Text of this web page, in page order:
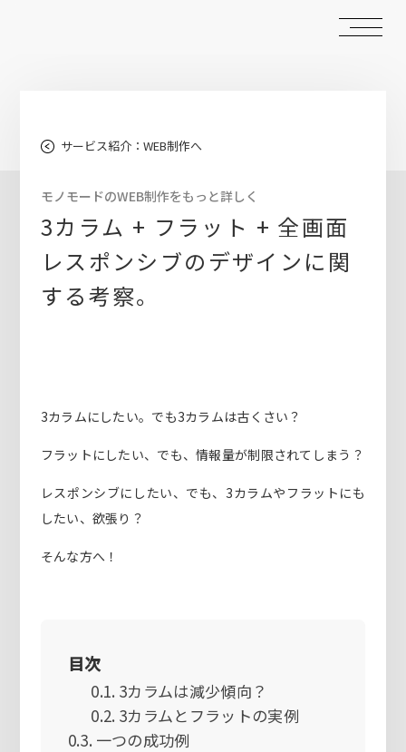
サービス紹介：WEB制作へ
モノモードのWEB制作をもっと詳しく
3カラム + フラット + 全画面
レスポンシブのデザインに関
する考察。
3カラムにしたい。でも3カラムは古くさい？
フラットにしたい、でも、情報量が制限されてしまう？
レスポンシブにしたい、でも、3カラムやフラットにも
したい、欲張り？
そんな方へ！
目次
3カラムは減少傾向？
3カラムとフラットの実例
一つの成功例